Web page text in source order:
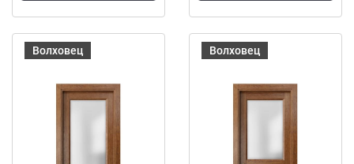
Волховец Волховец